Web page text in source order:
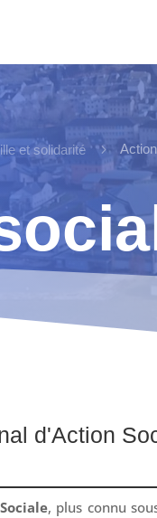
et solidarité 5
d'Action
, plus connu